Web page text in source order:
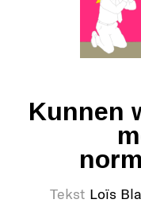
Kunnen
Tekst Loïs